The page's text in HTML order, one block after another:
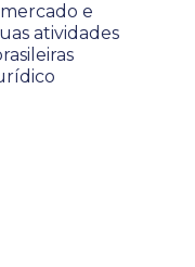
e
atividades